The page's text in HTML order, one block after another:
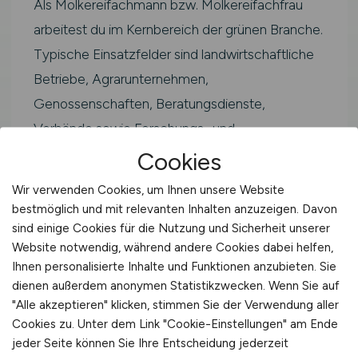
Als Molkereifachmann bzw. Molkereifachfrau
arbeitest du im Kernbereich der grünen Branche.
Typische Einsatzfelder sind landwirtschaftliche
Betriebe, Agrarunternehmen,
Genossenschaften, Beratungsdienste,
Verbände sowie Forschungs- und
Prüfinstitutionen in Andernach und der Region in
Der Fachkräftebedarf in der Landwirtschaft ist
laut Bundesagentur für Arbeit
überdurchschnittlich hoch und betrifft alle
Regionen Deutschlands – auch rund um
Andernach. Der Einstieg gelingt über Ausbildung,
duales Studium, Trainee-Programme,
Cookies
Wir verwenden Cookies, um Ihnen unsere Website
bestmöglich und mit relevanten Inhalten anzuzeigen. Davon
sind einige Cookies für die Nutzung und Sicherheit unserer
Website notwendig, während andere Cookies dabei helfen,
Ihnen personalisierte Inhalte und Funktionen anzubieten. Sie
dienen außerdem anonymen Statistikzwecken. Wenn Sie auf
"Alle akzeptieren" klicken, stimmen Sie der Verwendung aller
Cookies zu. Unter dem Link "Cookie-Einstellungen" am Ende
jeder Seite können Sie Ihre Entscheidung jederzeit